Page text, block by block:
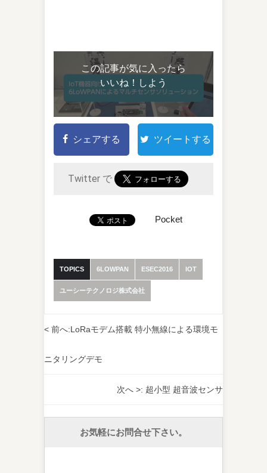
この記事が気に入ったら
いいね！しよう
シェアする ツイートする
Twitter で
Pocket
TOPICS 6LOWPAN ESEC2016 IOT
ユーシーテクノロジ株式会社
< 前へ:LoRaモデム搭載 特小無線による環境モ
ニタリングデモ
次へ >: 超小型 超音波センサ
お気軽にお問合せ下さい。